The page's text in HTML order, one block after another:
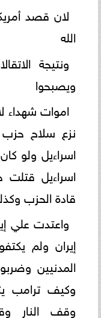
لان قصد
الله
ونتيجة
ويصبحوا
اموات شهداء
نزع سلاح
اسراءيل ولو
اسراءيل
قادة الحزب
واعتدت علي
إيران ولم
المدنيين
وكيف ترامب
وقف النار